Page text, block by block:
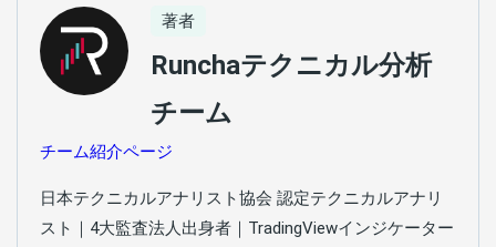
著者
Runchaテクニカル分析
チーム
チーム紹介ページ
日本テクニカルアナリスト協会 認定テクニカルアナリ
スト｜4大監査法人出身者｜TradingViewインジケーター